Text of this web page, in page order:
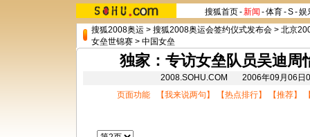
搜狐首页-新闻 -体育-S-娱
搜狐2008奥运 > 搜狐2008奥运会签约仪式发布会 > 北京
女垒世锦赛 > 中国女垒
独家：专访女垒队员吴迪周
2008.SOHU.COM 2006年09月06
页面功能 【我来说两句 】 【热点排行】 【推荐】